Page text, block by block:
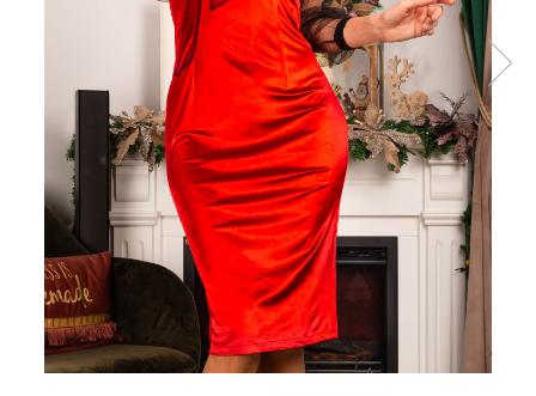
Rochii din dantela
Rochii din tul
Rochii din catifea
Rochii din Barbie/Bistrech
Rochii din saten
Rochii voal
Rochii cu imprimeu